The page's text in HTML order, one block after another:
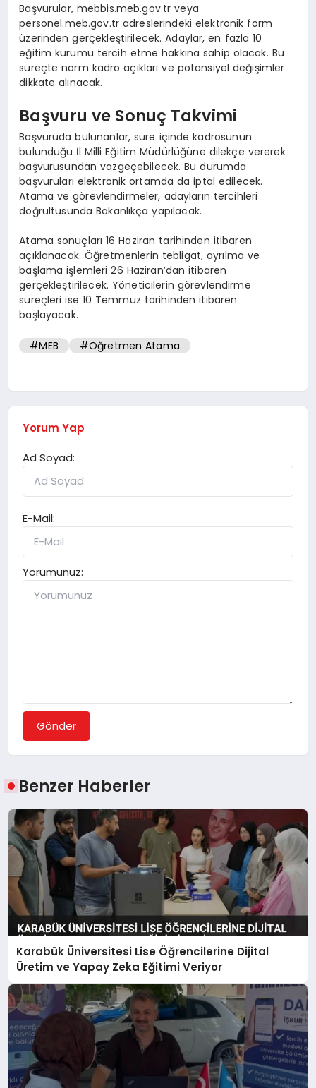
Başvurular, mebbis.meb.gov.tr veya
personel.meb.gov.tr adreslerindeki elektronik form
üzerinden gerçekleştirilecek. Adaylar, en fazla 10
eğitim kurumu tercih etme hakkına sahip olacak. Bu
süreçte norm kadro açıkları ve potansiyel değişimler
dikkate alınacak.
Başvuru ve Sonuç Takvimi
Başvuruda bulunanlar, süre içinde kadrosunun
bulunduğu İl Milli Eğitim Müdürlüğüne dilekçe vererek
başvurusundan vazgeçebilecek. Bu durumda
başvuruları elektronik ortamda da iptal edilecek.
Atama ve görevlendirmeler, adayların tercihleri
doğrultusunda Bakanlıkça yapılacak.
Atama sonuçları 16 Haziran tarihinden itibaren
açıklanacak. Öğretmenlerin tebligat, ayrılma ve
başlama işlemleri 26 Haziran’dan itibaren
gerçekleştirilecek. Yöneticilerin görevlendirme
süreçleri ise 10 Temmuz tarihinden itibaren
başlayacak.
#MEB #Öğretmen Atama
Yorum Yap
Ad Soyad:
E-Mail:
Yorumunuz:
Gönder
Benzer Haberler
Karabük Üniversitesi Lise Öğrencilerine Dijital
Üretim ve Yapay Zeka Eğitimi Veriyor